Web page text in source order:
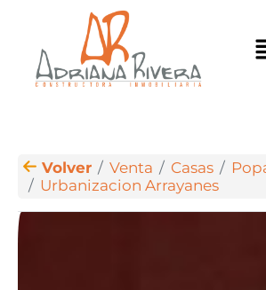
Volver Venta Casas
Urbanizacion Arrayanes